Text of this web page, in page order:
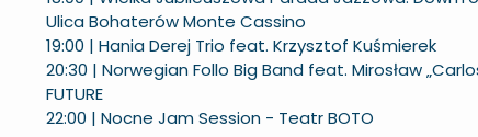
Ulica Bohaterów Monte Cassino
19:00 | Hania Derej Trio feat. Krzysztof Kuśmierek
20:30 | Norwegian Follo Big Band feat. Mirosław
FUTURE
22:00 | Nocne Jam Session - Teatr BOTO